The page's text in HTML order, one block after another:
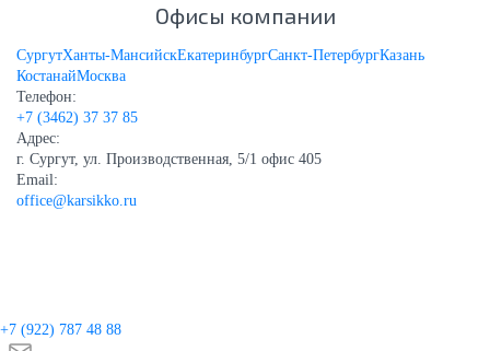
Офисы компании
СургутХанты-МансийскЕкатеринбургСанкт-ПетербургКазань
КостанайМосква
Телефон:
+7 (3462) 37 37 85
Адрес:
г. Сургут, ул. Производственная, 5/1 офис 405
Email:
office@karsikko.ru
+7 (922) 787 48 88